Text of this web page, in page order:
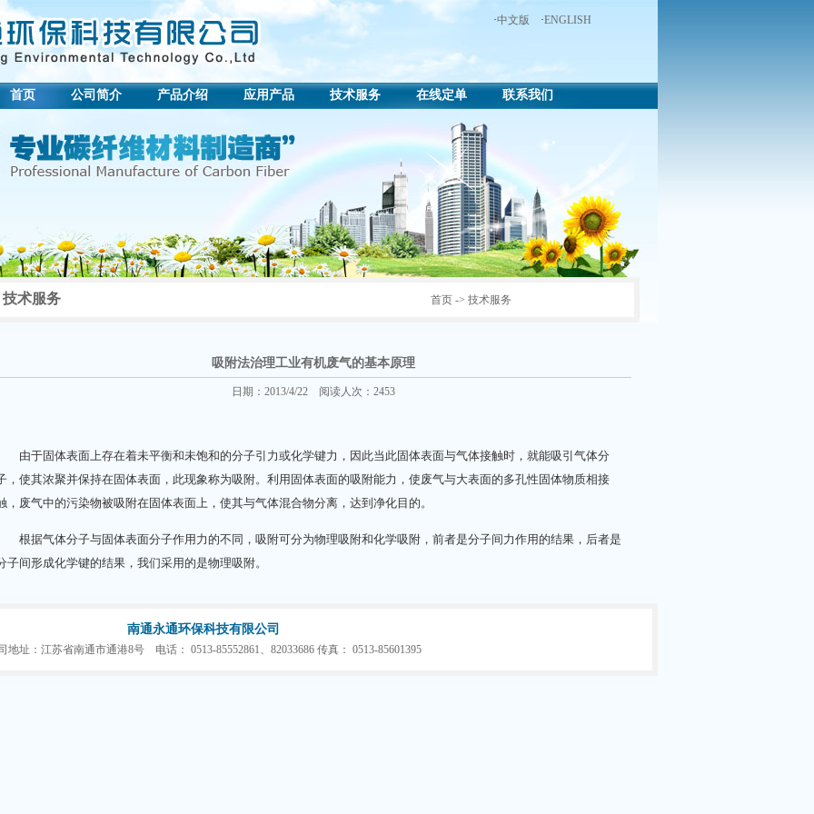
·中文版 ·ENGLISH
首页 公司简介 产品介绍 应用产品 技术服务 在线定单 联系我们
技术服务 首页 -> 技术服务
吸附法治理工业有机废气的基本原理
日期：2013/4/22 阅读人次：2453
由于固体表面上存在着未平衡和未饱和的分子引力或化学键力，因此当此固体表面与气体接触时，就能吸引气体分
，使其浓聚并保持在固体表面，此现象称为吸附。利用固体表面的吸附能力，使废气与大表面的多孔性固体物质相接
，废气中的污染物被吸附在固体表面上，使其与气体混合物分离，达到净化目的。
据气体分子与固体表面分子作用力的不同，吸附可分为物理吸附和化学吸附，前者是分子间力作用的结果，后者是
子间形成化学键的结果，我们采用的是物理吸附。
南通永通环保科技有限公司
地址：江苏省南通市通港8号 电话： 0513-85552861、82033686 传真： 0513-85601395